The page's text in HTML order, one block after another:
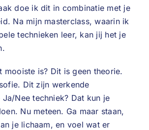
doe ik dit in combinatie met je
Na mijn masterclass, waarin ik
technieken leer, kan jij het je
mooiste is? Dit is geen theorie.
Dit zijn werkende
Nee techniek? Dat kun je
Nu meteen. Ga maar staan,
je lichaam, en voel wat er